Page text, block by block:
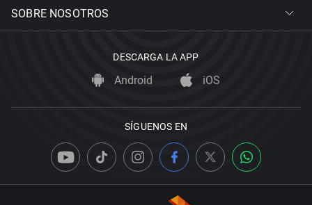
SOBRE NOSOTROS
DESCARGA LA APP
Android iOS
SÍGUENOS EN